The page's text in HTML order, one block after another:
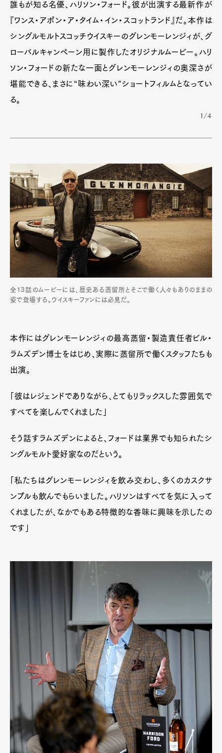
誰もが知る名優、ハリソン・フォード。彼が出演する最新作が
『ワンス・アポン・ア・タイム・イン・スコットランド』だ。本作は
シングルモルトスコッチウイスキーのグレンモーレンジィが、グ
ローバルキャンペーン用に製作したオリジナルムービー。ハリ
ソン・フォードの新たな一面とグレンモーレンジィの奥深さが
堪能できる、まさに“味わい深い”ショートフィルムとなってい
る。
1/4
全13話のムービーには、歴史ある蒸留所とそこで働く人々もありのままの
姿で登場する。ウイスキーファンには必見だ。
本作にはグレンモーレンジィの最高蒸留・製造責任者ビル・
ラムズデン博士をはじめ、実際に蒸留所で働くスタッフたちも
出演。
「彼はレジェンドでありながら、とてもリラックスした雰囲気で
すべてを楽しんでくれました」
そう話すラムズデンによると、フォードは業界でも知られたシ
ングルモルト愛好家なのだという。
「私たちはグレンモーレンジィを飲み交わし、多くのカスクサ
ンプルも飲んでもらいました。ハリソンはすべてを気に入って
くれましたが、なかでもある特徴的な香味に興味を示したの
です」